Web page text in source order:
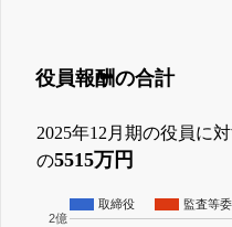
役員報酬の合計
2025年12月期の役員に
の5515万円
取締役 監査等
2億